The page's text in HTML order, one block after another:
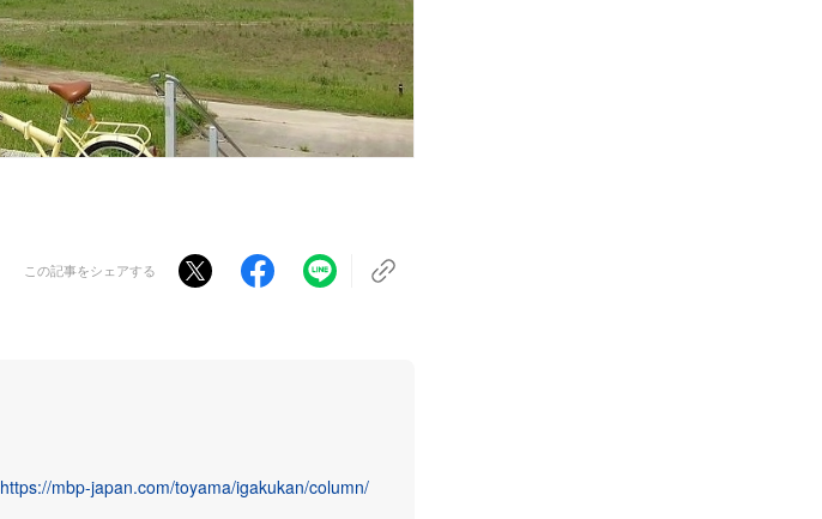
この記事をシェアする
https://mbp-japan.com/toyama/igakukan/column/